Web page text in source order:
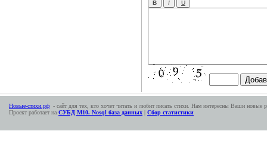
Новые-стихи.рф - сайт для тех, кто хочет читать и любит писать стихи. Нам интересны Ваши новые
Проект работает на СУБД М10. Nosql база данных | Сбор статистики